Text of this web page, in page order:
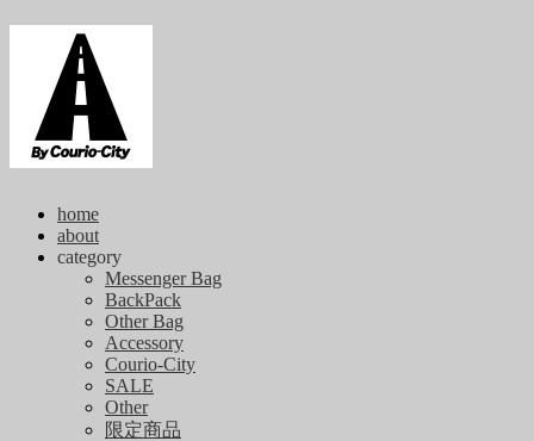
home
about
category
Messenger Bag
BackPack
Other Bag
Accessory
Courio-City
SALE
Other
限定商品